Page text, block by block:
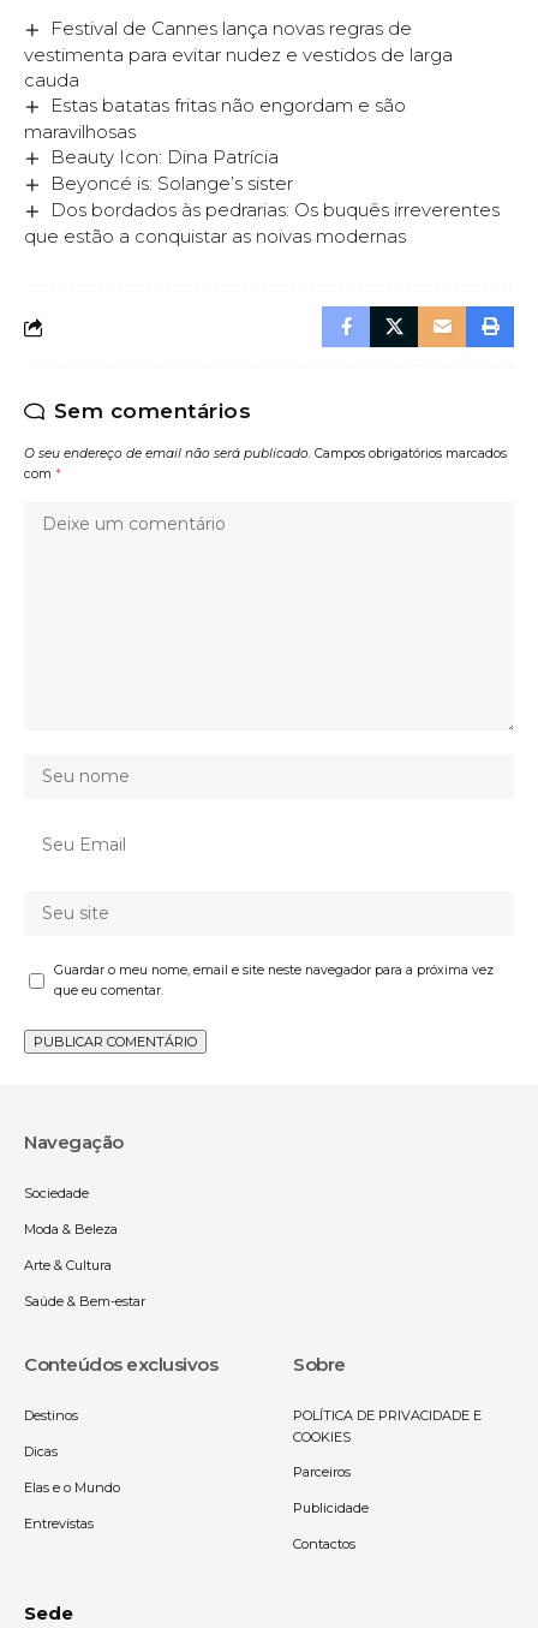
Festival de Cannes lança novas regras de
vestimenta para evitar nudez e vestidos de larga
cauda
Estas batatas fritas não engordam e são
maravilhosas
Beauty Icon: Dina Patrícia
Beyoncé is: Solange’s sister
Dos bordados às pedrarias: Os buquês irreverentes
que estão a conquistar as noivas modernas
Sem comentários
O seu endereço de email não será publicado. Campos obrigatórios marcados
com *
Guardar o meu nome, email e site neste navegador para a próxima vez
que eu comentar.
Navegação
Sociedade
Moda & Beleza
Arte & Cultura
Saúde & Bem-estar
Conteúdos exclusivos
Destinos
Dicas
Elas e o Mundo
Entrevistas
Sobre
POLÍTICA DE PRIVACIDADE E
COOKIES
Parceiros
Publicidade
Contactos
Sede